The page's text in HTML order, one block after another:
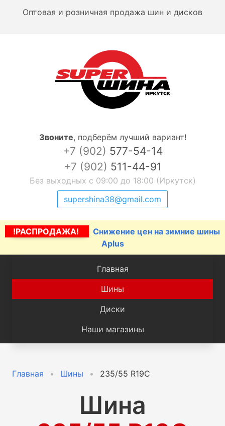
Оптовая и розничная продажа шин и дисков
Звоните, подберём лучший вариант!
+7 (902) 577-54-14
+7 (902) 511-44-91
Без выходных с 09:00 до 18:00 (Иркутск)
supershina38@gmail.com
!РАСПРОДАЖА!
Снижение цен на зимние шины
Aplus
Главная
Шины
Диски
Наши магазины
Главная Шины 235/55 R19C
Шина